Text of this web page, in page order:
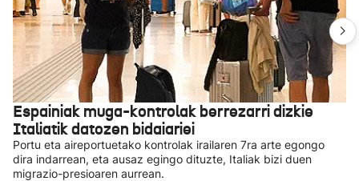
Espainiak muga-kontrolak berrezarri dizkie
Italiatik datozen bidaiariei
Portu eta aireportuetako kontrolak irailaren 7ra arte egongo
dira indarrean, eta ausaz egingo dituzte, Italiak bizi duen
migrazio-presioaren aurrean.